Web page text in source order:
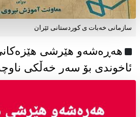
سازمانی خەبات ی كوردستانی ئێران
هەڕەشەو هێرشی
ئاخوندی بۆ سەر خەڵکی